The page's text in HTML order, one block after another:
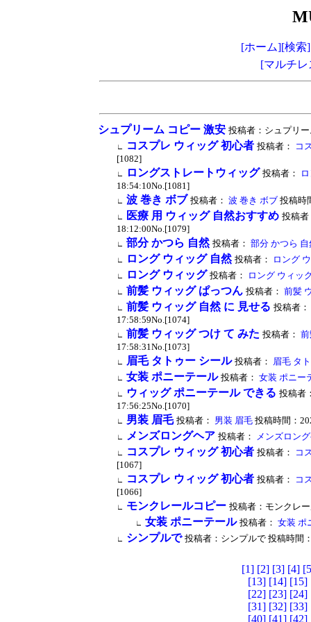
[ホーム][検索]
[マルチ
シュプリーム コピー 激安 投稿者：シュプリ
∟ コスプレ ウィッグ 初心者 投稿者：
コ
[1082]
∟ ロングストレートウィッグ 投稿者：
18:54:10No.[1081]
∟ 波 巻き ボブ 投稿者： 波 巻き ボブ 投稿時
∟ 医療 用 ウィッグ 自然おすすめ 投稿者
18:12:00No.[1079]
∟ 部分 かつら 自然 投稿者： 部分 かつら 自
∟ ロング ウィッグ 自然 投稿者： ロング
∟ ロング ウィッグ 投稿者： ロング ウィッ
∟ 前髪 ウィッグ ぱっつん 投稿者： 前髪
∟ 前髪 ウィッグ 自然 に 見せる 投稿者：
17:58:59No.[1074]
∟ 前髪 ウィッグ つけ て みた 投稿者：
17:58:31No.[1073]
∟ 眉毛 タトゥー シール 投稿者： 眉毛 タ
∟ 女装 ポニーテール 投稿者： 女装 ポニー
∟ ウィッグ ポニーテール できる 投稿者
17:56:25No.[1070]
∟ 男装 眉毛 投稿者： 男装 眉毛 投稿時間：
∟ メンズロングヘア 投稿者： メンズロン
∟ コスプレ ウィッグ 初心者 投稿者：
コ
[1067]
∟ コスプレ ウィッグ 初心者 投稿者：
コ
[1066]
∟ モンクレールコピー 投稿者：モンクレ
∟ 女装 ポニーテール 投稿者： 女装 ポ
∟ シンプルで 投稿者：シンプルで 投稿時間
[1] [2] [3] [4]
[13] [14] [15]
[22] [23] [24]
[31] [32] [33]
[40] [41] [42]